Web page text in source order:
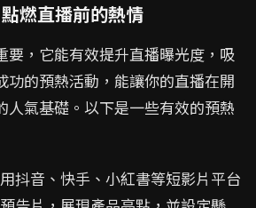
燃直播前的熱情
要，它能有效提升直播曝光度，吸
功的預熱活動，能讓你的直播在開
人氣基礎。以下是一些有效的預熱
抖音、快手、小紅書等短影片平台